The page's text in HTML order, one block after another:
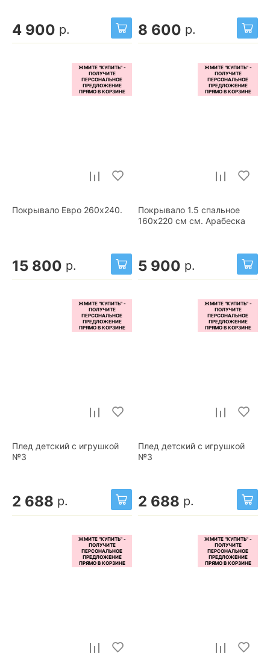
4 900 р. 8 600 р.
Покрывало Евро 260x240.
15 800 р.
Покрывало 1.5 спальное
160x220 см см. Арабеска
5 900 р.
Плед детский с игрушкой
№3
2 688 р.
Плед детский с игрушкой
№3
2 688 р.